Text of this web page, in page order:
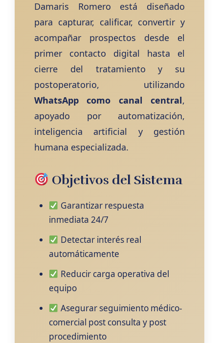
Damaris Romero está diseñado
para capturar, calificar, convertir y
acompañar prospectos desde el
primer contacto digital hasta el
cierre del tratamiento y su
postoperatorio, utilizando
WhatsApp como canal central,
apoyado por automatización,
inteligencia artificial y gestión
humana especializada.
Objetivos del Sistema
Garantizar respuesta
inmediata 24/7
Detectar interés real
automáticamente
Reducir carga operativa del
equipo
Asegurar seguimiento médico-
comercial post consulta y post
procedimiento